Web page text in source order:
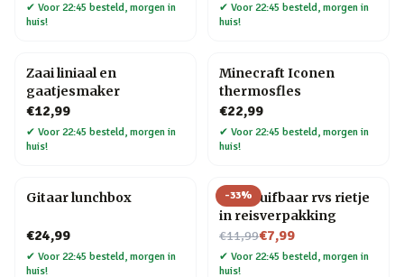
✔ Voor 22:45 besteld, morgen in
huis!
✔ Voor 22:45 besteld, morgen in
huis!
Zaai liniaal en
gaatjesmaker
€12,99
✔ Voor 22:45 besteld, morgen in
huis!
Minecraft Iconen
thermosfles
€22,99
✔ Voor 22:45 besteld, morgen in
huis!
Gitaar lunchbox
€24,99
✔ Voor 22:45 besteld, morgen in
huis!
-33%
Uitschuifbaar rvs rietje
in reisverpakking
€11,99
Nu voor€7,99
✔ Voor 22:45 besteld, morgen in
huis!